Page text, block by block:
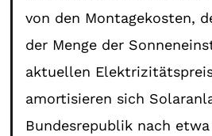
von den Montagekosten,
der Menge der
aktuellen
amortisieren sich
Bundesrepublik nach